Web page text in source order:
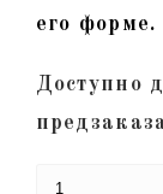
его форме.
Доступно
Количество